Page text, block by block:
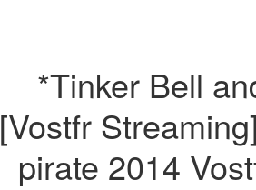
*Tinker Bell
[Vostfr
pirate 2014